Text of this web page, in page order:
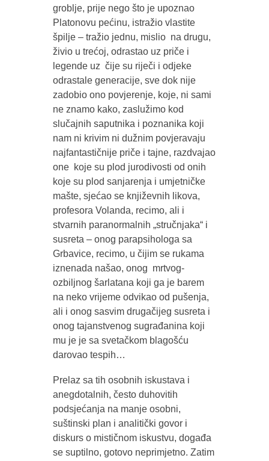
groblje, prije nego što je upoznao
Platonovu pećinu, istražio vlastite
špilje – tražio jednu, mislio na drugu,
živio u trećoj, odrastao uz priče i
legende uz čije su riječi i odjeke
odrastale generacije, sve dok nije
zadobio ono povjerenje, koje, ni sami
ne znamo kako, zaslužimo kod
slučajnih saputnika i poznanika koji
nam ni krivim ni dužnim povjeravaju
najfantastičnije priče i tajne, razdvajao
one koje su plod jurodivosti od onih
koje su plod sanjarenja i umjetničke
mašte, sjećao se književnih likova,
profesora Volanda, recimo, ali i
stvarnih paranormalnih „stručnjaka“ i
susreta – onog parapsihologa sa
Grbavice, recimo, u čijim se rukama
iznenada našao, onog mrtvog-
ozbiljnog šarlatana koji ga je barem
na neko vrijeme odvikao od pušenja,
ali i onog sasvim drugačijeg susreta i
onog tajanstvenog sugrađanina koji
mu je je sa svetačkom blagošću
darovao tespih…
Prelaz sa tih osobnih iskustava i
anegdotalnih, često duhovitih
podsjećanja na manje osobni,
suštinski plan i analitički govor i
diskurs o mističnom iskustvu, događa
se suptilno, gotovo neprimjetno. Zatim